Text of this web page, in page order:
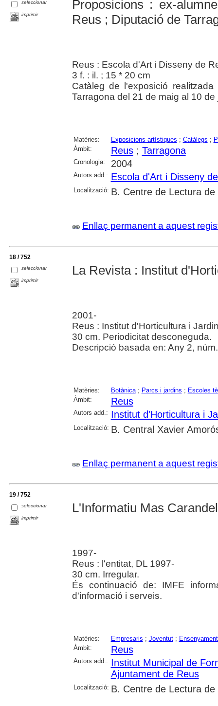
seleccionar
imprimir
Proposicions : ex-
Reus ; Diputació de
Reus : Escola d'Art i Disseny de
3 f. : il. ; 15 * 20 cm
Catàleg de l'exposició
Tarragona del 21 de maig al 10
Matèries: Exposicions artístiques ; Catàlegs ;
Àmbit:
Reus; Tarragona
Cronologia: 2004
Autors add.: Escola d'Art i Disseny
Localització: B. Centre de Lectura de
Enllaç permanent a aquest
18 / 752
seleccionar
imprimir
La Revista : Institut
2001-
Reus : Institut d'Horticultura i
30 cm. Periodicitat desconeguda.
Descripció basada en: Any 2,
Matèries: Botànica; Parcs i jardins ; Escoles
Àmbit:
Reus
Autors add.: Institut d'Horticultura i
Localització: B. Central Xavier
Enllaç permanent a aquest
19 / 752
seleccionar
imprimir
L'Informatiu Mas
1997-
Reus : l'entitat, DL 1997-
30 cm. Irregular.
És continuació de: IMFE
d'informació i serveis.
Matèries: Empresaris ; Joventut;
Àmbit:
Reus
Autors add.: Institut Municipal de
Ajuntament de Reus
Localització: B. Centre de Lectura de